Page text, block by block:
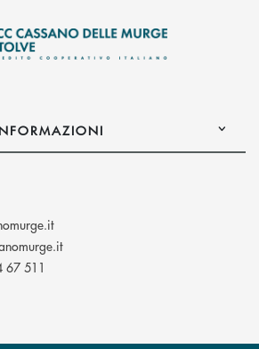
(si apre l’app di posta elettronica)
(si apre l’app di posta
67 511